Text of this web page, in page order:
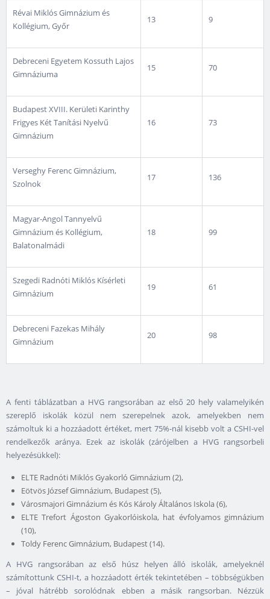
Révai Miklós Gimnázium és
Kollégium, Győr
13 9
Debreceni Egyetem Kossuth Lajos
Gimnáziuma
15 70
Budapest XVIII. Kerületi Karinthy
Frigyes Két Tanítási Nyelvű
Gimnázium
16 73
Verseghy Ferenc Gimnázium,
Szolnok
17 136
Magyar-Angol Tannyelvű
Gimnázium és Kollégium,
Balatonalmádi
18 99
Szegedi Radnóti Miklós Kísérleti
Gimnázium
19 61
Debreceni Fazekas Mihály
Gimnázium
20 98
A fenti táblázatban a HVG rangsorában az első 20 hely valamelyikén
szereplő iskolák közül nem szerepelnek azok, amelyekben nem
számoltuk ki a hozzáadott értéket, mert 75%-nál kisebb volt a CSHI-vel
rendelkezők aránya. Ezek az iskolák (zárójelben a HVG rangsorbeli
helyezésükkel):
ELTE Radnóti Miklós Gyakorló Gimnázium (2),
Eötvös József Gimnázium, Budapest (5),
Városmajori Gimnázium és Kós Károly Általános Iskola (6),
ELTE Trefort Ágoston Gyakorlóiskola, hat évfolyamos gimnázium
(10),
Toldy Ferenc Gimnázium, Budapest (14).
A HVG rangsorában az első húsz helyen álló iskolák, amelyeknél
számítottunk CSHI-t, a hozzáadott érték tekintetében – többségükben
– jóval hátrébb sorolódnak ebben a másik rangsorban. Nézzük